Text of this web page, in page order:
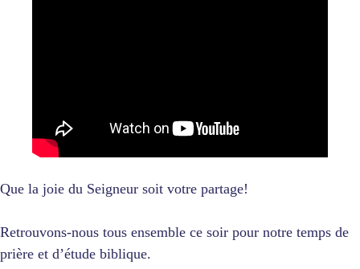
Que la joie du Seigneur soit votre partage!
Retrouvons-nous tous ensemble ce soir pour notre temps de
prière et d’étude biblique.